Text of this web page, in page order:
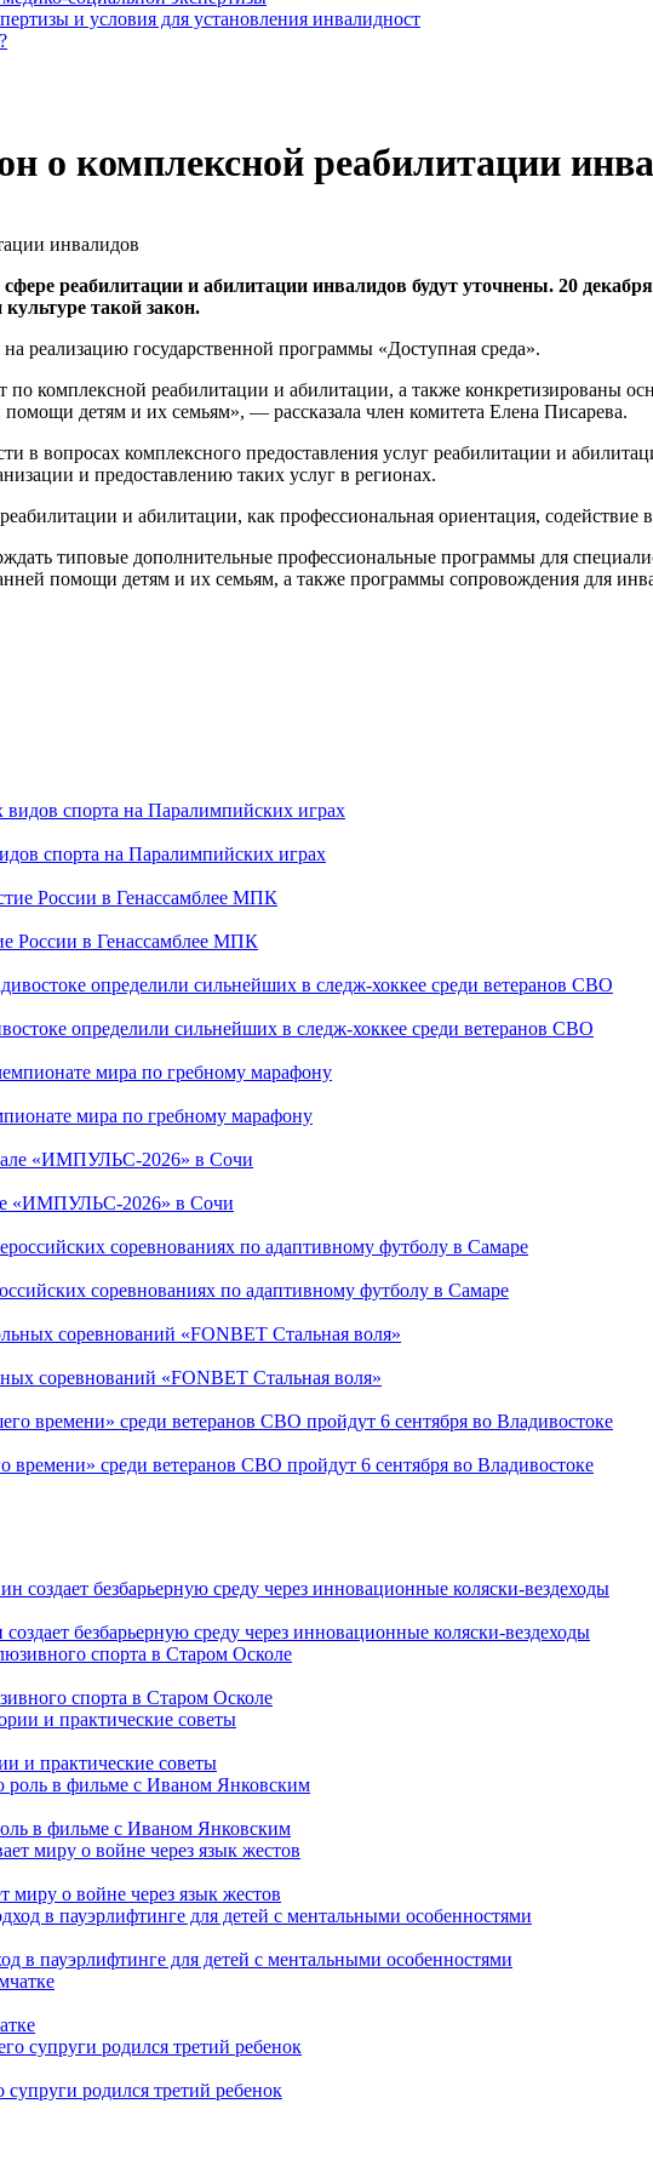
и условия для установления инвалидност
о комплексной реабилитации
реабилитации и абилитации инвалидов будут уточнены. 20
такой закон.
реализацию государственной программы «Доступная среда».
комплексной реабилитации и абилитации, а также конкретизированы
детям и их семьям», — рассказала член комитета Елена Писарева.
в вопросах комплексного предоставления услуг реабилитации и
и предоставлению таких услуг в регионах.
и абилитации, как профессиональная ориентация, содействие
типовые дополнительные профессиональные программы для
помощи детям и их семьям, а также программы сопровождения для
спорта на Паралимпийских играх
России в Генассамблее МПК
определили сильнейших в следж-хоккее среди ветеранов СВО
мира по гребному марафону
«ИМПУЛЬС-2026» в Сочи
соревнованиях по адаптивному футболу в Самаре
соревнований «FONBET Стальная воля»
среди ветеранов СВО пройдут 6 сентября во Владивостоке
безбарьерную среду через инновационные коляски-вездеходы
спорта в Старом Осколе
и практические советы
в фильме с Иваном Янковским
миру о войне через язык жестов
в пауэрлифтинге для детей с ментальными особенностями
родился третий ребенок